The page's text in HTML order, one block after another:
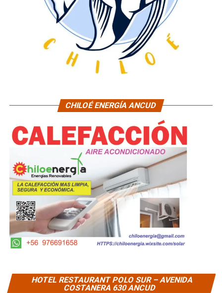
CHILOÉ ENERGÍA ANCUD
HOTEL RESTAURANT POLO SUR – AVENIDA
COSTANERA 630 ANCUD